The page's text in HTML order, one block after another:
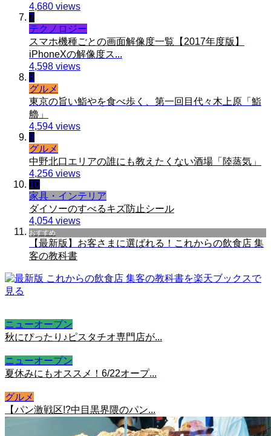
4,680 views
7
テクノロジー
スマホ機種ごとの画面解像度一覧【2017年度版】
iPhoneXの解像度ス...
4,598 views
8
グルメ
東京の旨い鮨やを食べ歩く、第一回目代々木上原「鮨
艪」
4,594 views
9
グルメ
中野北口エリアの誰にも教えたくない酒場「陸蒸気」
4,256 views
10
家具・インテリア
ダイソーのすべるキズ防止シール
4,054 views
おすすめ
【最新版】お客さまに選ばれる！これからの飲食店 集
客の教科書
ニューオープン
秋にぴったり♪ピスタチオ専門店が...
ニューオープン
夏休みにもオススメ！6/22オープ...
グルメ
【パン激戦区!?中目黒界隈のパン...